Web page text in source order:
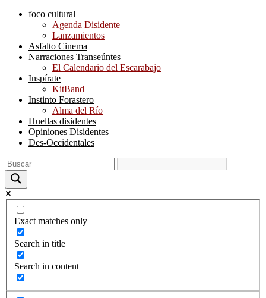
foco cultural
Agenda Disidente
Lanzamientos
Asfalto Cinema
Narraciones Transeúntes
El Calendario del Escarabajo
Inspírate
KitBand
Instinto Forastero
Alma del Río
Huellas disidentes
Opiniones Disidentes
Des-Occidentales
Exact matches only
Search in title
Search in content